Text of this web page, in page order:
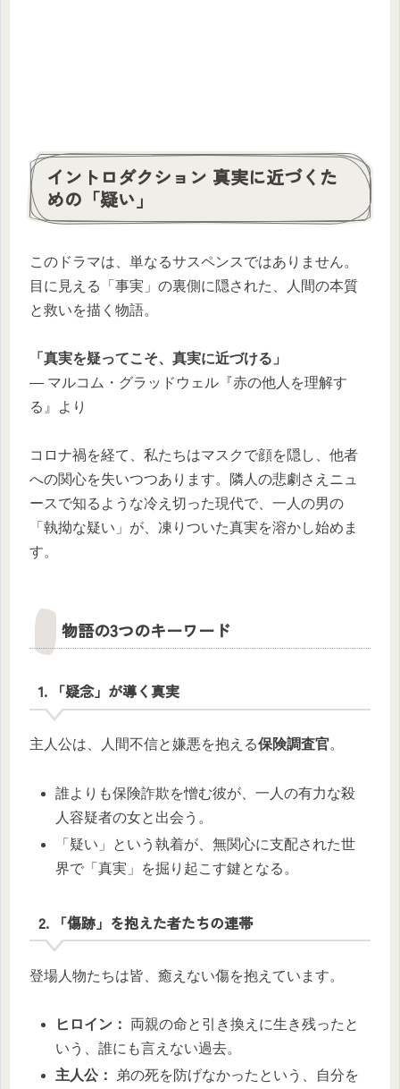
イントロダクション 真実に近づくた
めの「疑い」
このドラマは、単なるサスペンスではありません。
目に見える「事実」の裏側に隠された、人間の本質
と救いを描く物語。
「真実を疑ってこそ、真実に近づける」
— マルコム・グラッドウェル『赤の他人を理解す
る』より
コロナ禍を経て、私たちはマスクで顔を隠し、他者
への関心を失いつつあります。隣人の悲劇さえニュ
ースで知るような冷え切った現代で、一人の男の
「執拗な疑い」が、凍りついた真実を溶かし始めま
す。
物語の3つのキーワード
1. 「疑念」が導く真実
主人公は、人間不信と嫌悪を抱える保険調査官。
誰よりも保険詐欺を憎む彼が、一人の有力な殺
人容疑者の女と出会う。
「疑い」という執着が、無関心に支配された世
界で「真実」を掘り起こす鍵となる。
2. 「傷跡」を抱えた者たちの連帯
登場人物たちは皆、癒えない傷を抱えています。
ヒロイン：
両親の命と引き換えに生き残ったと
いう、誰にも言えない過去。
主人公：
弟の死を防げなかったという、自分を